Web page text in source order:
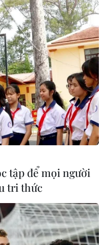
tập để mọi người
tri thức